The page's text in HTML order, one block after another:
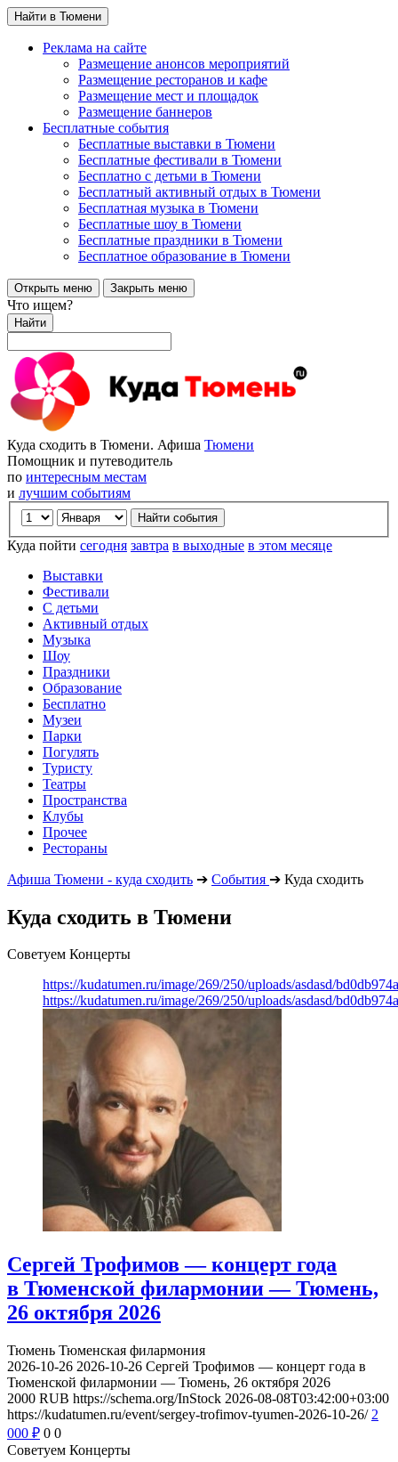
Найти в Тюмени
Реклама на сайте
Размещение анонсов мероприятий
Размещение ресторанов и кафе
Размещение мест и площадок
Размещение баннеров
Бесплатные события
Бесплатные выставки в Тюмени
Бесплатные фестивали в Тюмени
Бесплатно с детьми в Тюмени
Бесплатный активный отдых в Тюмени
Бесплатная музыка в Тюмени
Бесплатные шоу в Тюмени
Бесплатные праздники в Тюмени
Бесплатное образование в Тюмени
Открыть меню Закрыть меню
Что ищем?
Найти
Куда сходить в Тюмени. Афиша Тюмени
Помощник и путеводитель
по интересным местам
и лучшим событиям
Куда пойти сегодня завтра в выходные в этом месяце
Выставки
Фестивали
С детьми
Активный отдых
Музыка
Шоу
Праздники
Образование
Бесплатно
Музеи
Парки
Погулять
Туристу
Театры
Пространства
Клубы
Прочее
Рестораны
Афиша Тюмени - куда сходить ➔ События ➔ Куда сходить
Куда сходить в Тюмени
Советуем Концерты
https://kudatumen.ru/image/269/250/uploads/asdasd/
https://kudatumen.ru/image/269/250/uploads/asdasd/
Сергей Трофимов — концерт года
в Тюменской филармонии — Тюмень,
26 октября 2026
Тюмень Тюменская филармония
2026-10-26 2026-10-26 Сергей Трофимов — концерт года в
Тюменской филармонии — Тюмень, 26 октября 2026
2000 RUB https://schema.org/InStock 2026-08-08T03:42:00+03:00
https://kudatumen.ru/event/sergey-trofimov-tyumen-2026-10-26/ 2
000 ₽ 0 0
Советуем Концерты